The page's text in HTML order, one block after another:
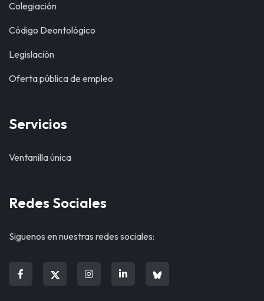
Colegiación
Código Deontológico
Legislación
Oferta pública de empleo
Servicios
Ventanilla única
Redes Sociales
Siguenos en nuestras redes sociales: